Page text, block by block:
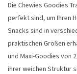
Die Chewies Goodies
perfekt sind, um Ihren
Snacks sind in
praktischen Größen
und Maxi-Goodies von
ihrer weichen Struktur